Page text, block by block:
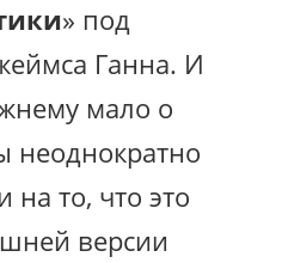
» под
Ганна. И
мало о
неоднократно
на то, что это
версии